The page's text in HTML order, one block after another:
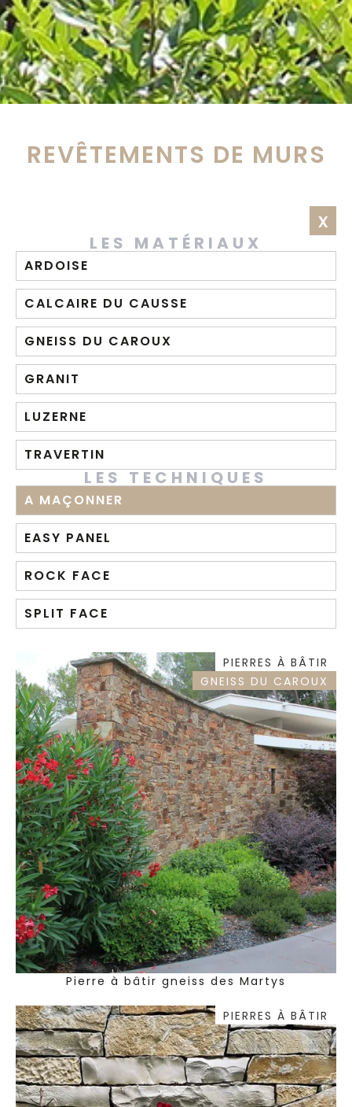
REVÊTEMENTS DE MURS
x
LES MATÉRIAUX
ARDOISE
CALCAIRE DU CAUSSE
GNEISS DU CAROUX
GRANIT
LUZERNE
TRAVERTIN
LES TECHNIQUES
A MAÇONNER
EASY PANEL
ROCK FACE
SPLIT FACE
Pierre à bâtir gneiss des Martys
PIERRES À BÂTIR
GNEISS DU CAROUX
PIERRES À BÂTIR